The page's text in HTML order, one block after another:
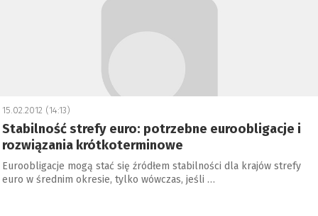
15.02.2012 (14:13)
Stabilność strefy euro: potrzebne euroobligacje i
rozwiązania krótkoterminowe
Euroobligacje mogą stać się źródłem stabilności dla krajów strefy
euro w średnim okresie, tylko wówczas, jeśli …